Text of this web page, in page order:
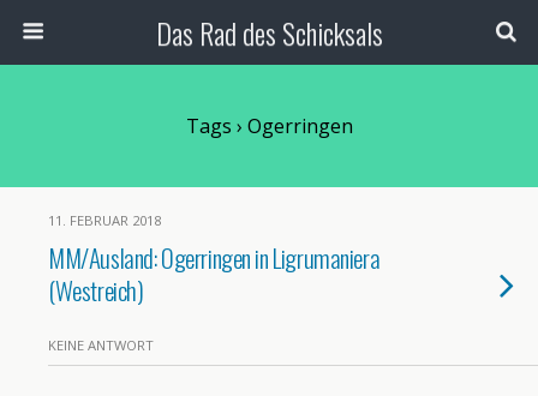
Das Rad des Schicksals
Tags › Ogerringen
11. FEBRUAR 2018
MM/Ausland: Ogerringen in Ligrumaniera
(Westreich)
KEINE ANTWORT